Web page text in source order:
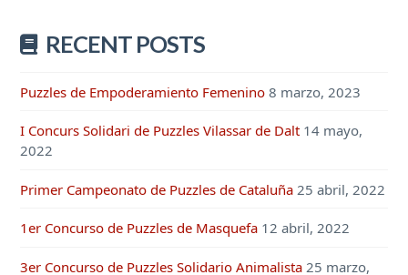
RECENT POSTS
Puzzles de Empoderamiento Femenino 8 marzo, 2023
I Concurs Solidari de Puzzles Vilassar de Dalt 14 mayo,
2022
Primer Campeonato de Puzzles de Cataluña 25 abril, 2022
1er Concurso de Puzzles de Masquefa 12 abril, 2022
3er Concurso de Puzzles Solidario Animalista 25 marzo,